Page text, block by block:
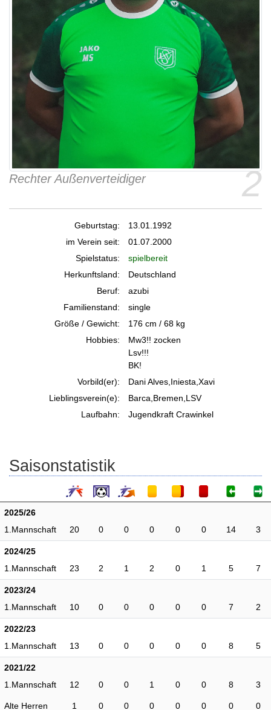
2
Rechter Außenverteidiger
Geburtstag:
13.01.1992
im Verein seit:
01.07.2000
Spielstatus:
spielbereit
Herkunftsland:
Deutschland
Beruf:
azubi
Familienstand:
single
Größe / Gewicht:
176 cm / 68 kg
Hobbies:
Mw3!! zocken
Lsv!!!
BK!
Vorbild(er):
Dani Alves,Iniesta,Xavi
Lieblingsverein(e):
Barca,Bremen,LSV
Laufbahn:
Jugendkraft Crawinkel
Saisonstatistik
2025/26
1.Mannschaft
20 0 0 0 0 0 14 3
2024/25
1.Mannschaft
23 2 1 2 0 1 5 7
2023/24
1.Mannschaft
10 0 0 0 0 0 7 2
2022/23
1.Mannschaft
13 0 0 0 0 0 8 5
2021/22
1.Mannschaft
12 0 0 1 0 0 8 3
Alte Herren 1 0 0 0 0 0 0 0